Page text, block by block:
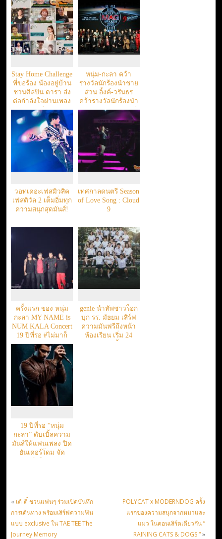
Stay Home Challenge
พี่ขอร้อง น้องอยู่บ้าน
ชวนศิลปิน ดารา ส่ง
ต่อกำลังใจผ่านเพลง
“เรามีเรา”
หนุ่ม-กะลา คว้า
รางวัลนักร้องนำชาย
ส่วน อิ้งค์-วรันธร
คว้ารางวัลนักร้องนำ
หญิง ยอดนิยมแห่งปี
วอทเดอะเฟสมิวสิค
เฟสติวัล 2 เต็มอิ่มทุก
ความสนุกสุดมันส์!
เทศกาลดนตรี Season
of Love Song : Cloud
9
ครั้งแรก ของ หนุ่ม
กะลา MY NAME is
NUM KALA Concert
19 ปีที่รอ #ไม่มาก็
คิดถึง
genie นำทัพชาวร็อก
บุก รร. มัธยม เสิร์ฟ
ความมันฟรีถึงหน้า
ห้องเรียน เริ่ม 24
19 ปีที่รอ “หนุ่ม
กะลา” ดับเบิ้ลความ
มันส์ให้แฟนเพลง ปิด
ธันเดอร์โดม จัด
« เต้-ตี๋ ชวนแฟนๆ ร่วมเปิดบันทึก
การเดินทาง พร้อมเสิร์ฟความฟิน
แบบ exclusive ใน TAE TEE The
Journey Memory
POLYCAT x MODERNDOG ครั้ง
แรกของความสนุกจากหมาและ
แมว ในคอนเสิร์ตเดียวกัน ”
RAINING CATS & DOGS “»